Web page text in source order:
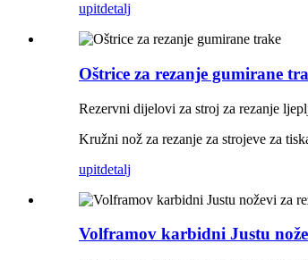
upitdetalj
Oštrice za rezanje gumirane
Rezervni dijelovi za stroj za rezanje
Kružni nož za rezanje za strojeve za
upitdetalj
Volframov karbidni Justu